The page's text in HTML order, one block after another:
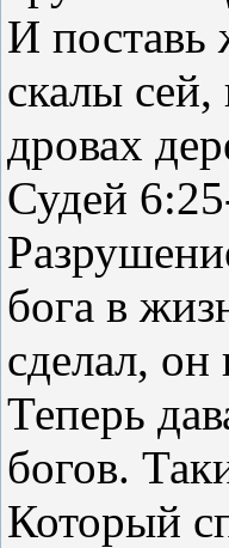
И поставь
скалы
дровах
Судей
бога в
сделал, он
Теперь
богов.
Который